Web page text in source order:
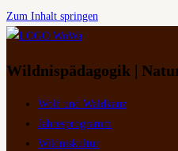
Zum Inhalt springen
Wildnispädagogik |
Wolf und Waldkauz
Jahresprogramm
Wildniskultur